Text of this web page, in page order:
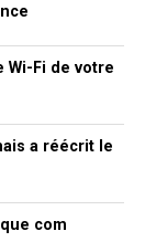
Wi-Fi de votre
a réécrit le
com